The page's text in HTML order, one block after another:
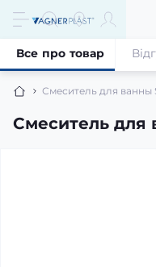
Смеситель для ванны
Смеситель для
Все про товар